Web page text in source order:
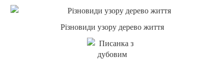
Різновиди узору дерево життя